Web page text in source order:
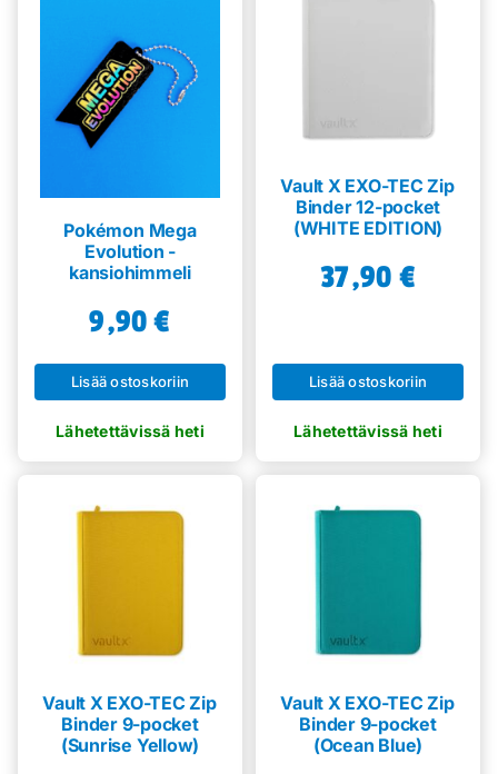
Pokémon Mega
Evolution -
kansiohimmeli
9,90€
Lisää ostoskoriin
Vault X EXO-TEC Zip
Binder 12-pocket
(WHITE EDITION)
37,90 €
Lisää ostoskoriin
Vault X EXO-TEC Zip
Binder 9-pocket
(Sunrise Yellow)
Vault X EXO-TEC Zip
Binder 9-pocket
(Ocean Blue)